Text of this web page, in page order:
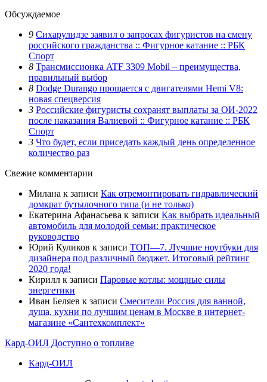
Обсуждаемое
9 Сихарулидзе заявил о запросах фигуристов на смену
российского гражданства :: Фигурное катание :: РБК
Спорт
8 Трансмиссионка ATF 3309 Mobil – преимущества,
правильный выбор
8 Dodge Durango прощается с двигателями Hemi V8:
новая спецверсия
3 Российские фигуристы сохранят выплаты за ОИ-2022
после наказания Валиевой :: Фигурное катание :: РБК
Спорт
3 Что будет, если приседать каждый день определенное
количество раз
Свежие комментарии
Милана к записи Как отремонтировать гидравлический
домкрат бутылочного типа (и не только)
Екатерина Афанасьева к записи Как выбрать идеальный
автомобиль для молодой семьи: практическое
руководство
Юрий Куликов к записи ТОП—7. Лучшие ноутбуки для
дизайнера под различный бюджет. Итоговый рейтинг
2020 года!
Кирилл к записи Паровые котлы: мощные силы
энергетики
Иван Беляев к записи Cмесители Россия для ванной,
душа, кухни по лучшим ценам в Москве в интернет-
магазине «Сантехкомплект»
Кард-ОИЛ Доступно о топливе
Кард-ОИЛ